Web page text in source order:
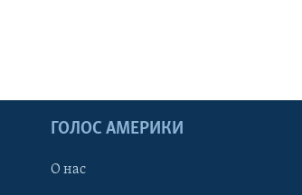
ГОЛОС АМЕРИКИ
О нас